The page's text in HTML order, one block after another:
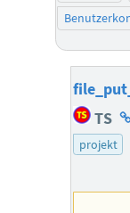
TS
des
projekt